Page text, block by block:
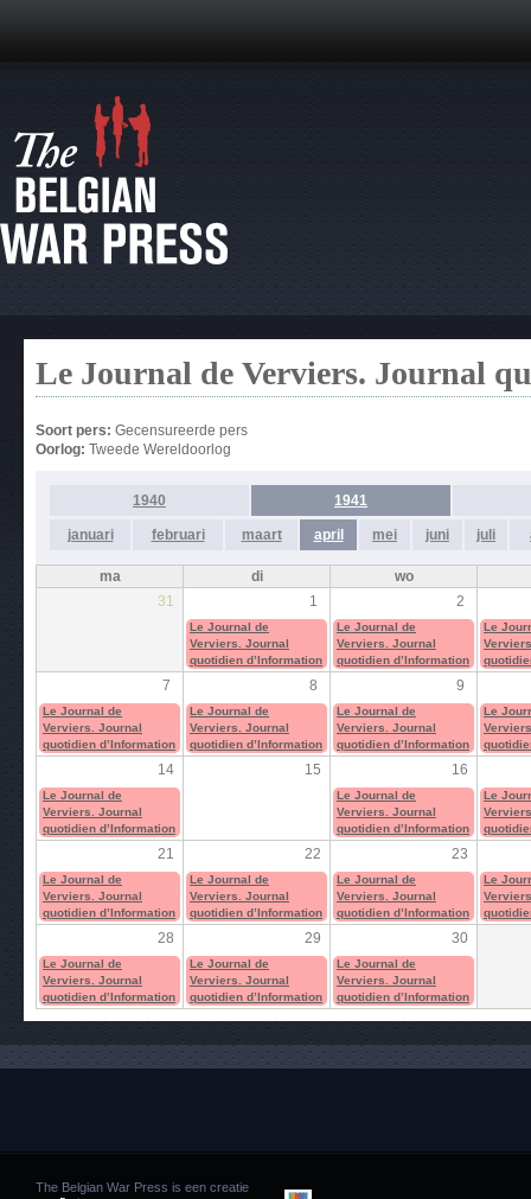
Le Journal de Verviers. Journal
Soort pers: Gecensureerde pers
Oorlog: Tweede Wereldoorlog
1940 1941
januari februari maart april mei juni juli
ma di
wo
31
1 2
Le Journal de
Verviers. Journal
quotidien d’Information
Le Journal de
Verviers. Journal
quotidien d’Information
Le
7 8 9
Le Journal de
Verviers. Journal
quotidien d’Information
Le Journal de
Verviers. Journal
quotidien d’Information
Le Journal de
Verviers. Journal
quotidien d’Information
Le
14 15 16
Le Journal de
Verviers. Journal
quotidien d’Information
Le Journal de
Verviers. Journal
quotidien d’Information
Le
21 22 23
Le Journal de
Verviers. Journal
quotidien d’Information
Le Journal de
Verviers. Journal
quotidien d’Information
Le Journal de
Verviers. Journal
quotidien d’Information
Le
28 29 30
Le Journal de
Verviers. Journal
quotidien d’Information
Le Journal de
Verviers. Journal
quotidien d’Information
Le Journal de
Verviers. Journal
quotidien d’Information
The Belgian War Press is een creatie